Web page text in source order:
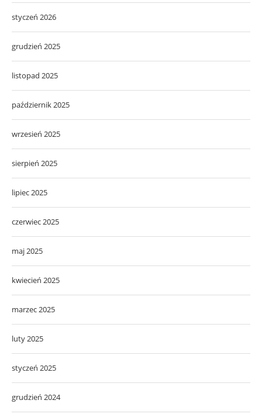
styczeń 2026
grudzień 2025
listopad 2025
październik 2025
wrzesień 2025
sierpień 2025
lipiec 2025
czerwiec 2025
maj 2025
kwiecień 2025
marzec 2025
luty 2025
styczeń 2025
grudzień 2024